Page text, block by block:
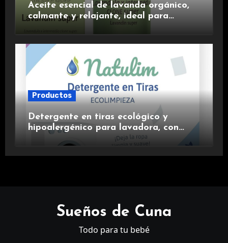
Aceite esencial de lavanda orgánico,
calmante y relajante, ideal para
Productos
Detergente en tiras ecológico y
hipoalergénico para lavadora, con
suavizante incluido y fragancia de
Sueños de Cuna
Todo para tu bebé